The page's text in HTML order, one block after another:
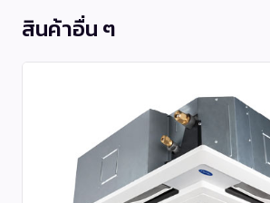
สินค้าอื่น ๆ